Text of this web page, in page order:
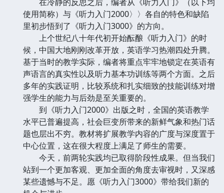
使用简称）与《听力入门2000〉〉各自的特色和缺陷
里初步悟到了《听力入门3000》的方向。
上个世纪八十年代初开始酝酿《听力入门》的时
候，中国大地刚刚改革开放，英语学习热潮四处升腾。
基于当时的教学实际，编者将重点牢牢地锁定在英语有
声语言的真实性以及听力基本功训练等两个方面。之后
多年的实践证明，比较系统和扎实细致的技能训练对增
强学生的能力与后劲是至关重要的。
到《听力入门2000》出版之时，全国的英语教学
水平已普遍提高，社会巨变所带来的新鲜气象和热门话
题也层出不穷。教材将扩展教学内容的广度与深度置于
中心位置，这在很大程度上满足了师生的需要。
今天，前两轮实践均已取得阶段性成果。但当我们
站到一个更加客观、更加全面的角度去审视时，又深感
某些遗憾与不足。愿《听力入门3000》带给我们新的